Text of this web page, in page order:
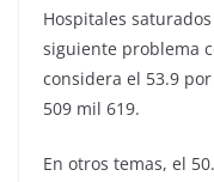
Hospitales
siguiente problema
considera el 53.9
509 mil 619.
En otros temas, el